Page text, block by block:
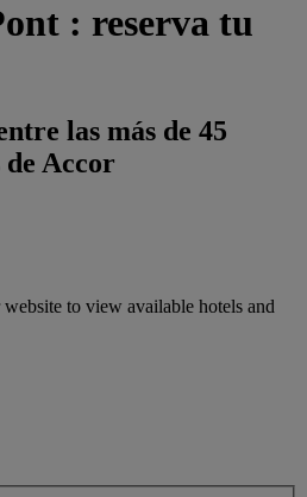
: reserva tu
las más de 45
de Accor
to view available hotels and